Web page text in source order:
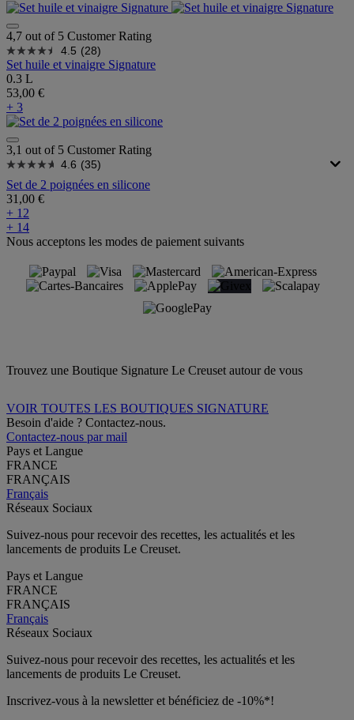
4,7 out of 5 Customer Rating
4.5 (28)
Set huile et vinaigre Signature
0.3 L
53,00 €
+ 3
3,1 out of 5 Customer Rating
4.6 (35)
Set de 2 poignées en silicone
31,00 €
+ 12
+ 14
Nous acceptons les modes de paiement suivants
Trouvez une Boutique Signature Le Creuset autour de vous
VOIR TOUTES LES BOUTIQUES SIGNATURE
Besoin d'aide ? Contactez-nous.
Contactez-nous par mail
Pays et Langue
FRANCE
FRANÇAIS
Français
Réseaux Sociaux
Suivez-nous pour recevoir des recettes, les actualités et les
lancements de produits Le Creuset.
Pays et Langue
FRANCE
FRANÇAIS
Français
Réseaux Sociaux
Suivez-nous pour recevoir des recettes, les actualités et les
lancements de produits Le Creuset.
Inscrivez-vous à la newsletter et bénéficiez de -10%*!